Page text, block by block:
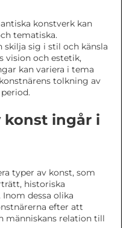
konstverk kan
tematiska.
skilja sig i stil och känsla
vision och estetik,
kan variera i tema
tolkning av
konst ingår i
typer av konst, som
historiska
dessa olika
efter att
människans relation till